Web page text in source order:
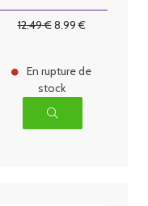
sylvestre
12.49€8.99€
En rupture de
stock